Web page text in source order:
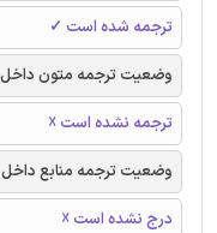
ترجمه شده است ✓
وضعیت ترجمه متون
ترجمه نشده است ☓
وضعیت ترجمه منابع
درج نشده است ☓